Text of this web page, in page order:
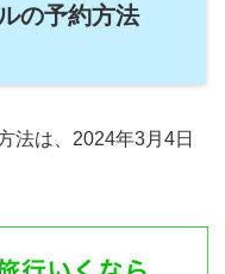
の予約方法
法は、2024年3月4日